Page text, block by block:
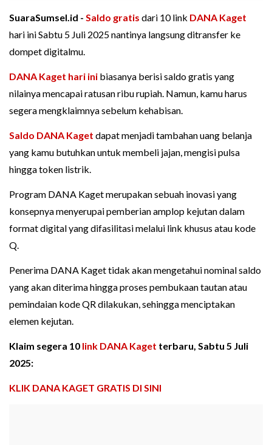
SuaraSumsel.id - Saldo gratis dari 10 link DANA Kaget
hari ini Sabtu 5 Juli 2025 nantinya langsung ditransfer ke
dompet digitalmu.
DANA Kaget hari ini biasanya berisi saldo gratis yang
nilainya mencapai ratusan ribu rupiah. Namun, kamu harus
segera mengklaimnya sebelum kehabisan.
Saldo DANA Kaget dapat menjadi tambahan uang belanja
yang kamu butuhkan untuk membeli jajan, mengisi pulsa
hingga token listrik.
Program DANA Kaget merupakan sebuah inovasi yang
konsepnya menyerupai pemberian amplop kejutan dalam
format digital yang difasilitasi melalui link khusus atau kode
Q.
Penerima DANA Kaget tidak akan mengetahui nominal saldo
yang akan diterima hingga proses pembukaan tautan atau
pemindaian kode QR dilakukan, sehingga menciptakan
elemen kejutan.
Klaim segera 10 link DANA Kaget terbaru, Sabtu 5 Juli
2025:
KLIK DANA KAGET GRATIS DI SINI